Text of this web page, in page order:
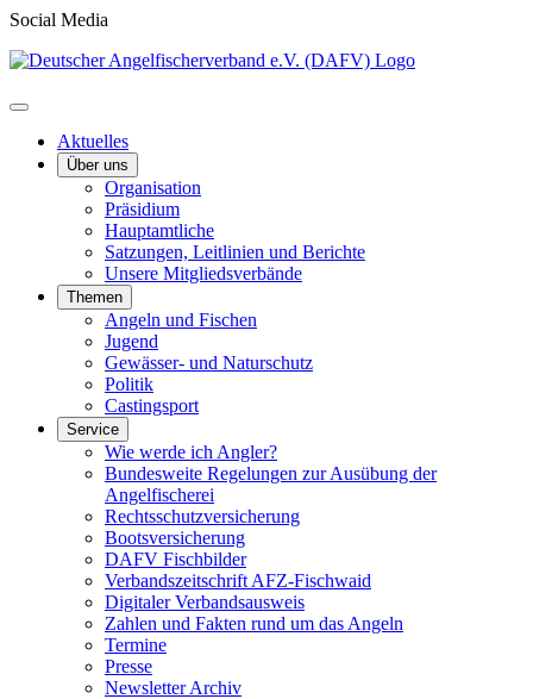
Social Media
Aktuelles
Über uns
Organisation
Präsidium
Hauptamtliche
Satzungen, Leitlinien und Berichte
Unsere Mitgliedsverbände
Themen
Angeln und Fischen
Jugend
Gewässer- und Naturschutz
Politik
Castingsport
Service
Wie werde ich Angler?
Bundesweite Regelungen zur Ausübung der
Angelfischerei
Rechtsschutzversicherung
Bootsversicherung
DAFV Fischbilder
Verbandszeitschrift AFZ-Fischwaid
Digitaler Verbandsausweis
Zahlen und Fakten rund um das Angeln
Termine
Presse
Newsletter Archiv